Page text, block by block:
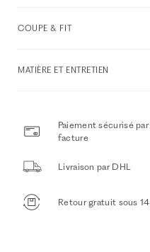
COUPE & FIT
MATIÈRE ET ENTRETIEN
Paiement sécurisé
facture
Livraison par DHL
Retour gratuit sous